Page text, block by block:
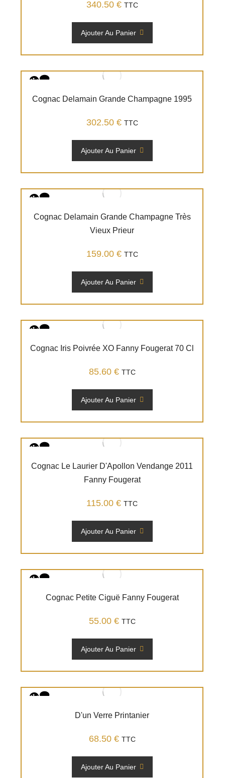
340.50 € TTC
Ajouter Au Panier
Cognac Delamain Grande Champagne 1995
302.50 € TTC
Ajouter Au Panier
Cognac Delamain Grande Champagne Très
Vieux Prieur
159.00 € TTC
Ajouter Au Panier
Cognac Iris Poivrée XO Fanny Fougerat 70 Cl
85.60 € TTC
Ajouter Au Panier
Cognac Le Laurier D'Apollon Vendange 2011
Fanny Fougerat
115.00€ TTC
Ajouter Au Panier
Cognac Petite Ciguë Fanny Fougerat
55.00 € TTC
Ajouter Au Panier
D'un Verre Printanier
68.50 € TTC
Ajouter Au Panier